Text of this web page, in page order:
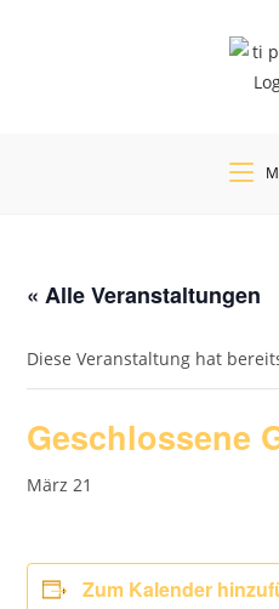
« Alle Veranstaltungen
Diese Veranstaltung hat
Geschlossene
März 21
Zum Kalender